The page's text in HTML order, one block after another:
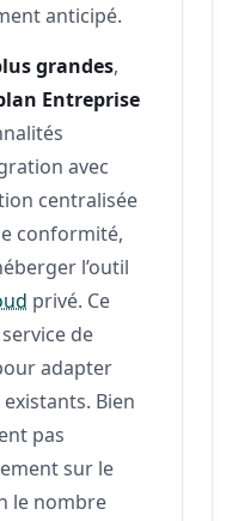
anticipé.
grandes,
Entreprise
avec
centralisée
conformité,
l’outil
privé. Ce
de
adapter
existants. Bien
pas
sur le
le nombre